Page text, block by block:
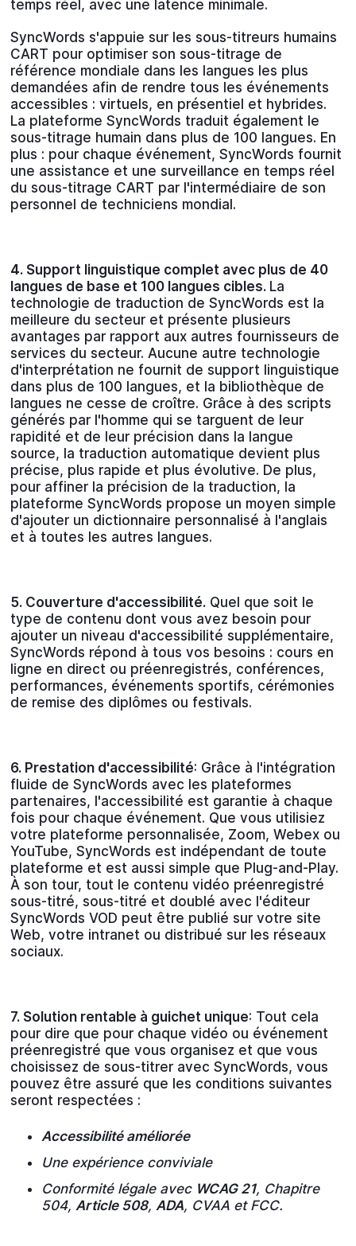
temps réel, avec une latence minimale.
SyncWords s'appuie sur les sous-titreurs humains
CART pour optimiser son sous-titrage de
référence mondiale dans les langues les plus
demandées afin de rendre tous les événements
accessibles : virtuels, en présentiel et hybrides.
La plateforme SyncWords traduit également le
sous-titrage humain dans plus de 100 langues. En
plus : pour chaque événement, SyncWords fournit
une assistance et une surveillance en temps réel
du sous-titrage CART par l'intermédiaire de son
personnel de techniciens mondial.
4. Support linguistique complet avec plus de 40
langues de base et 100 langues cibles. La
technologie de traduction de SyncWords est la
meilleure du secteur et présente plusieurs
avantages par rapport aux autres fournisseurs de
services du secteur. Aucune autre technologie
d'interprétation ne fournit de support linguistique
dans plus de 100 langues, et la bibliothèque de
langues ne cesse de croître. Grâce à des scripts
générés par l'homme qui se targuent de leur
rapidité et de leur précision dans la langue
source, la traduction automatique devient plus
précise, plus rapide et plus évolutive. De plus,
pour affiner la précision de la traduction, la
plateforme SyncWords propose un moyen simple
d'ajouter un dictionnaire personnalisé à l'anglais
et à toutes les autres langues.
5. Couverture d'accessibilité. Quel que soit le
type de contenu dont vous avez besoin pour
ajouter un niveau d'accessibilité supplémentaire,
SyncWords répond à tous vos besoins : cours en
ligne en direct ou préenregistrés, conférences,
performances, événements sportifs, cérémonies
de remise des diplômes ou festivals.
6. Prestation d'accessibilité: Grâce à l'intégration
fluide de SyncWords avec les plateformes
partenaires, l'accessibilité est garantie à chaque
fois pour chaque événement. Que vous utilisiez
votre plateforme personnalisée, Zoom, Webex ou
YouTube, SyncWords est indépendant de toute
plateforme et est aussi simple que Plug-and-Play.
À son tour, tout le contenu vidéo préenregistré
sous-titré, sous-titré et doublé avec l'éditeur
SyncWords VOD peut être publié sur votre site
Web, votre intranet ou distribué sur les réseaux
sociaux.
7. Solution rentable à guichet unique: Tout cela
pour dire que pour chaque vidéo ou événement
préenregistré que vous organisez et que vous
choisissez de sous-titrer avec SyncWords, vous
pouvez être assuré que les conditions suivantes
seront respectées :
Accessibilité améliorée
Une expérience conviviale
Conformité légale avec WCAG 21, Chapitre
504, Article 508, ADA, CVAA et FCC.